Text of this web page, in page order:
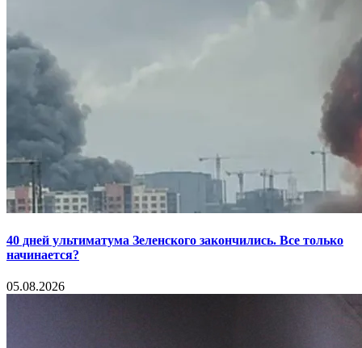
40 дней ультиматума Зеленского закончились. Все только
начинается?
05.08.2026